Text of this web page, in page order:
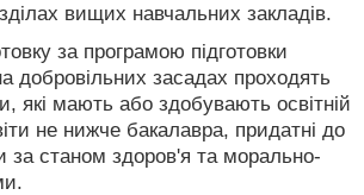
вищих навчальних закладів.
за програмою підготовки
добровільних засадах проходять
які мають або здобувають освітній
не нижче бакалавра, придатні до
за станом здоров'я та морально-